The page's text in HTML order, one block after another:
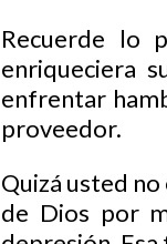
Recuerde lo
enriqueciera
enfrentar
proveedor.
Quizá usted
de Dios por